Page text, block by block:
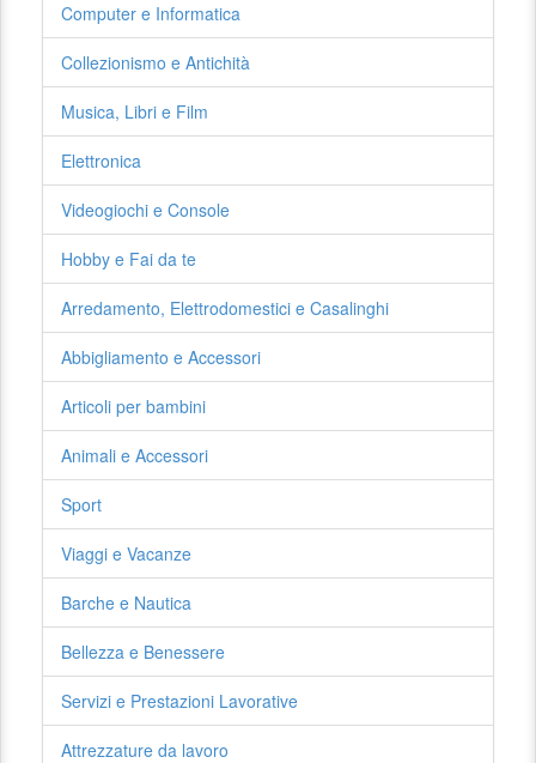
Computer e Informatica
Collezionismo e Antichità
Musica, Libri e Film
Elettronica
Videogiochi e Console
Hobby e Fai da te
Arredamento, Elettrodomestici e Casalinghi
Abbigliamento e Accessori
Articoli per bambini
Animali e Accessori
Sport
Viaggi e Vacanze
Barche e Nautica
Bellezza e Benessere
Servizi e Prestazioni Lavorative
Attrezzature da lavoro